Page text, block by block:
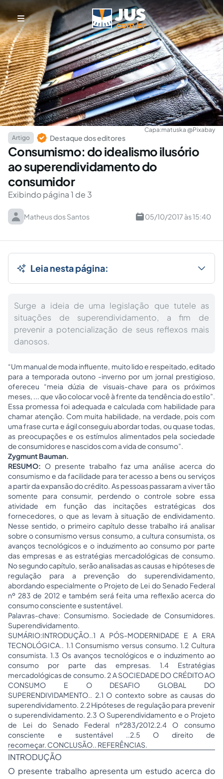
Capa:matuska @Pixabay
Artigo
Destaque dos editores
Consumismo: do idealismo ilusório
ao superendividamento do
consumidor
Exibindo página 1 de 3
Matheus dos Santos 05/10/2017 às 15:40
Leia nesta página:
Surge a ideia de uma legislação que tutele as
situações de superendividamento, a fim de
prevenir a potencialização de seus reflexos mais
danosos.
“Um manual de moda influente, muito lido e respeitado, editado
para a temporada outono -inverno por um jornal prestigioso,
ofereceu “meia dúzia de visuais-chave para os próximos
meses, ... que vão colocar você à frente da tendência do estilo”.
Essa promessa foi adequada e calculada com habilidade para
chamar atenção. Com muita habilidade, na verdade, pois com
uma frase curta e ágil conseguiu abordar todas, ou quase todas,
as preocupações e os estímulos alimentados pela sociedade
de consumidores e nascidos com a vida de consumo”.
Zygmunt Bauman.
RESUMO: O presente trabalho faz uma análise acerca do
consumismo e da facilidade para ter acesso a bens ou serviços
a partir da expansão do crédito. As pessoas passaram a viver tão
somente para consumir, perdendo o controle sobre essa
atividade em função das incitações estratégicas dos
fornecedores, o que as levam à situação de endividamento.
Nesse sentido, o primeiro capítulo desse trabalho irá analisar
sobre o consumismo versus consumo, a cultura consumista, os
avanços tecnológicos e o induzimento ao consumo por parte
das empresas e as estratégias mercadológicas de consumo.
No segundo capítulo, serão analisadas as causas e hipóteses de
regulação para a prevenção do superendividamento,
abordando especialmente o Projeto de Lei do Senado Federal
nº 283 de 2012 e também será feita uma reflexão acerca do
consumo consciente e sustentável.
Palavras-chave: Consumismo. Sociedade de Consumidores.
Superendividamento.
SUMÁRIO:INTRODUÇÃO..1 A PÓS-MODERNIDADE E A ERA
TECNOLÓGICA.. 1.1 Consumismo versus consumo. 1.2 Cultura
consumista. 1.3 Os avanços tecnológicos e o induzimento ao
consumo por parte das empresas. 1.4 Estratégias
mercadológicas de consumo. 2 A SOCIEDADE DO CRÉDITO AO
CONSUMO E O DESAFIO GLOBAL DO
SUPERENDIVIDAMENTO.. 2.1 O contexto sobre as causas do
superendividamento. 2.2 Hipóteses de regulação para prevenir
o superendividamento. 2.3 O Superendividamento e o Projeto
de Lei do Senado Federal nº283/2012.2.4 O consumo
consciente e sustentável ..2.5 O direito de
recomeçar. CONCLUSÃO.. REFERÊNCIAS.
INTRODUÇÃO
O presente trabalho apresenta um estudo acerca do